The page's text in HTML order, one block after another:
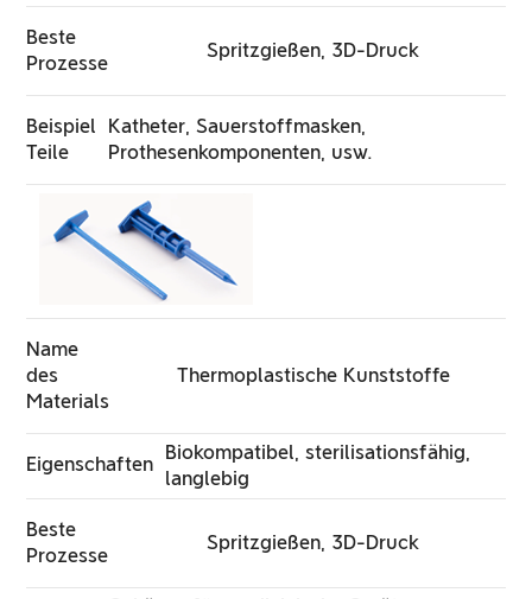
Beste
Prozesse
Spritzgießen, 3D-Druck
Beispiel
Teile
Katheter, Sauerstoffmasken,
Prothesenkomponenten, usw.
Name
des
Materials
Thermoplastische Kunststoffe
Eigenschaften
Biokompatibel, sterilisationsfähig,
langlebig
Beste
Prozesse
Spritzgießen, 3D-Druck